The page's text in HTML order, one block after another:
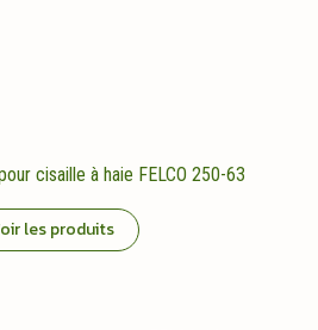
cisaille à haie FELCO 250-63
les produits